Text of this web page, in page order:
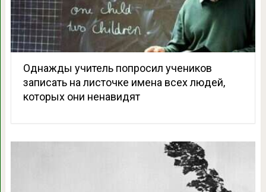
Однажды учитель попросил учеников
записать на листочке имена всех людей,
которых они ненавидят